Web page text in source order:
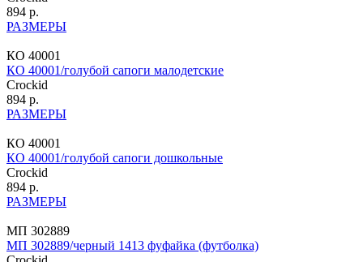
894 р.
РАЗМЕРЫ
КО 40001
КО 40001/голубой сапоги малодетские
Crockid
894 р.
РАЗМЕРЫ
КО 40001
КО 40001/голубой сапоги дошкольные
Crockid
894 р.
РАЗМЕРЫ
МП 302889
МП 302889/черный 1413 фуфайка (футболка)